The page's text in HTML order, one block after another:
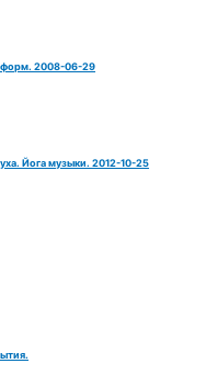
форм. 2008-06-29
Йога музыки. 2012-10-25